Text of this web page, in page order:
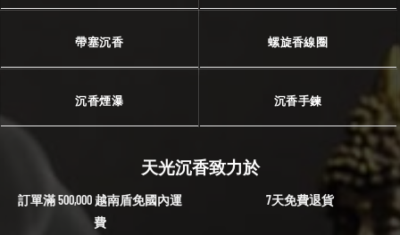
帶塞沉香 螺旋香線圈
沉香煙瀑 沉香手鍊
天光沉香致力於
訂單滿 500,000 越南盾免國內運
費
7天免費退貨